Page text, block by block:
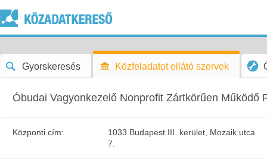
Gyorskeresés Közfeladatot ellátó szervek
Óbudai Vagyonkezelő Nonprofit Zártkörűen Működő
Központi cím:
1033 Budapest III. kerület, Mozaik utca
7.